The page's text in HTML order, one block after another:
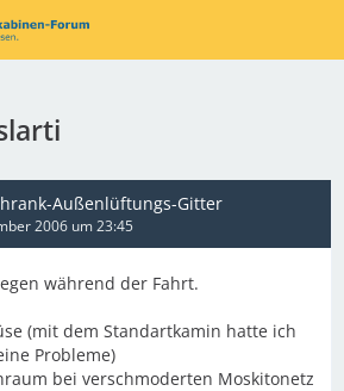
Außenlüftungs-Gitter
2006 um 23:45
während der Fahrt.
(mit dem Standartkamin hatte ich
Probleme)
bei verschmoderten Moskitonetz